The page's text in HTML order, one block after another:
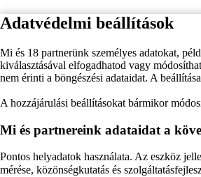
Adatvédelmi beállítások
Mi és 18 partnerünk személyes adatokat,
kiválasztásával elfogadhatod vagy
nem érinti a böngészési adataidat. A
A hozzájárulási beállításokat bármikor
Mi és partnereink adataidat a
Pontos helyadatok használata. Az eszköz
mérése, közönségkutatás és